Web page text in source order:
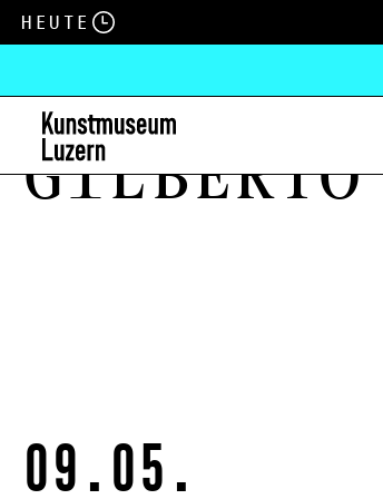
Heute
09.05.